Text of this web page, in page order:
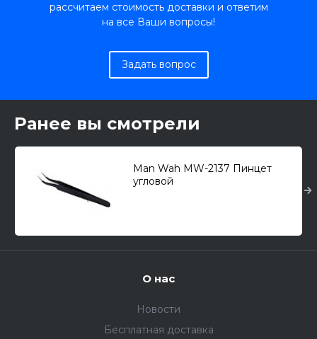
рассчитаем стоимость доставки и ответим
на все Ваши вопросы!
Задать вопрос
Ранее вы смотрели
Man Wah MW-2137 Пинцет
угловой
О нас
Новости
Бесплатная доставка